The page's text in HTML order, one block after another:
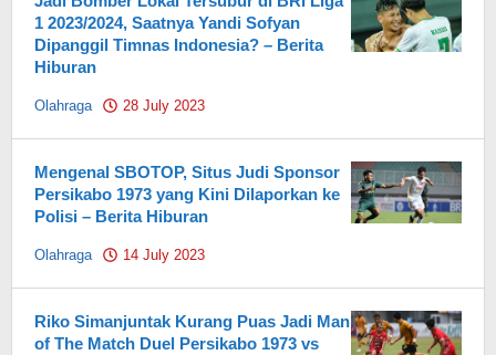
1 2023/2024, Saatnya Yandi Sofyan
Dipanggil Timnas Indonesia? – Berita
Hiburan
Olahraga 28 July 2023
Mengenal SBOTOP, Situs Judi Sponsor
Persikabo 1973 yang Kini Dilaporkan ke
Polisi – Berita Hiburan
Olahraga 14 July 2023
Riko Simanjuntak Kurang Puas Jadi Man
of The Match Duel Persikabo 1973 vs